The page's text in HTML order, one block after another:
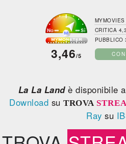
3,46/5
CRITICA
PUBBLICO
La La Landè disponibile a
Download suTROVA
Ray su